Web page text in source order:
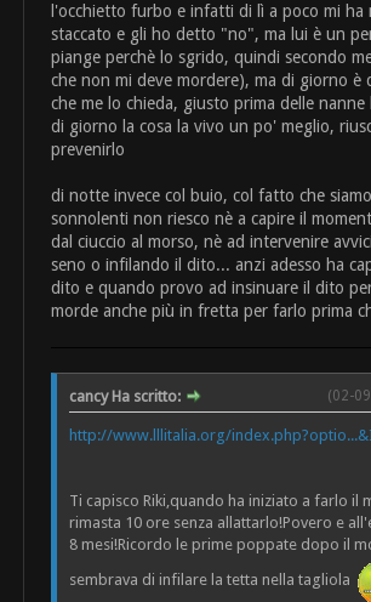
l'occhietto furbo e infatti di lì a poco mi ha
staccato e gli ho detto "no", ma lui è un
piange perchè lo sgrido, quindi secondo
che non mi deve mordere), ma di giorno è
che me lo chieda, giusto prima delle nanne
di giorno la cosa la vivo un po' meglio,
prevenirlo
di notte invece col buio, col fatto che
sonnolenti non riesco nè a capire il
dal ciuccio al morso, nè ad intervenire
seno o infilando il dito... anzi adesso ha
dito e quando provo ad insinuare il dito
morde anche più in fretta per farlo prima
(02-
cancy Ha scritto:
http://www.lllitalia.org/
Ti capisco Riki,quando ha iniziato a farlo il
rimasta 10 ore senza allattarlo!Povero e
8 mesi!Ricordo le prime poppate dopo il
sembrava di infilare la tetta nella tagliola